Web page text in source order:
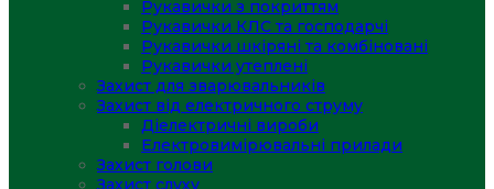
Рукавички з покриттям
Рукавички КЛС та господарчі
Рукавички шкіряні та комбіновані
Рукавички утеплені
Захист для зварювальників
Захист від електричного струму
Діелектричні вироби
Електровимірювальні прилади
Захист голови
Захист слуху